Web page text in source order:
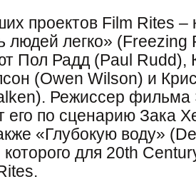
проектов Film Rites –
людей легко» (Freezing
Пол Радд (Paul Rudd),
(Owen Wilson) и
Режиссер
его по сценарию Зака
«Глубокую воду»
для 20th